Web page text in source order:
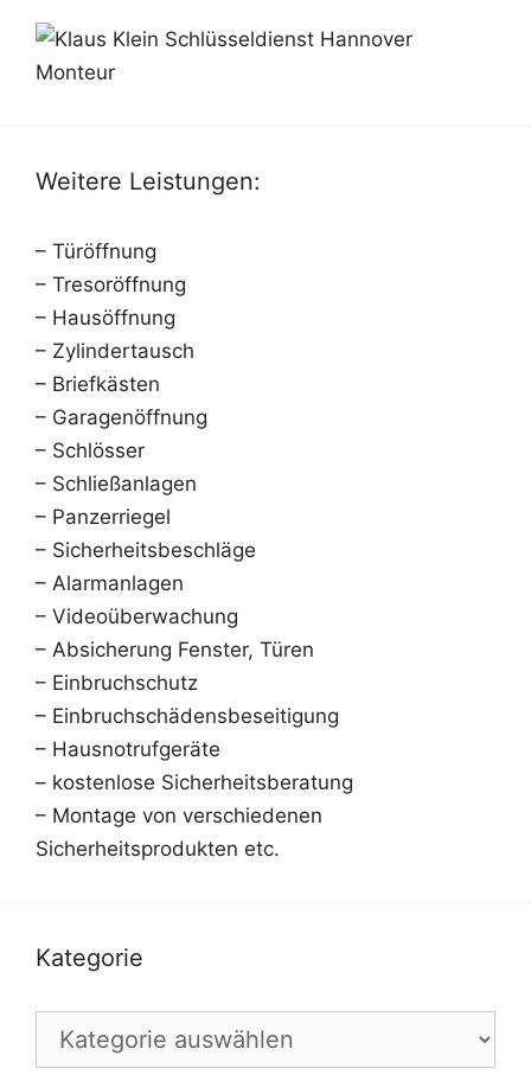
Weitere Leistungen:
– Türöffnung
– Tresoröffnung
– Hausöffnung
– Zylindertausch
– Briefkästen
– Garagenöffnung
– Schlösser
– Schließanlagen
– Panzerriegel
– Sicherheitsbeschläge
– Alarmanlagen
– Videoüberwachung
– Absicherung Fenster, Türen
– Einbruchschutz
– Einbruchschädensbeseitigung
– Hausnotrufgeräte
– kostenlose Sicherheitsberatung
– Montage von verschiedenen
Sicherheitsprodukten etc.
Kategorie
Kategorie